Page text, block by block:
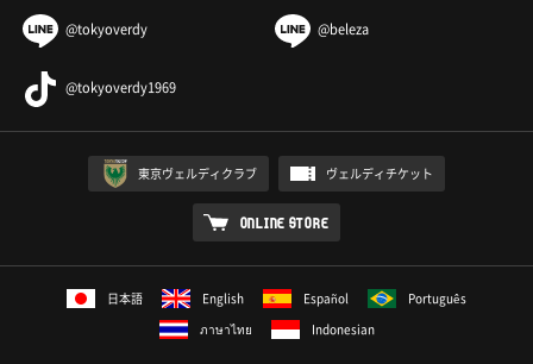
@tokyoverdy @beleza
@tokyoverdy1969
東京ヴェルディクラブ ヴェルディチケット
ONLINE STORE
日本語 English Español
Português
ภาษาไทย
Indonesian